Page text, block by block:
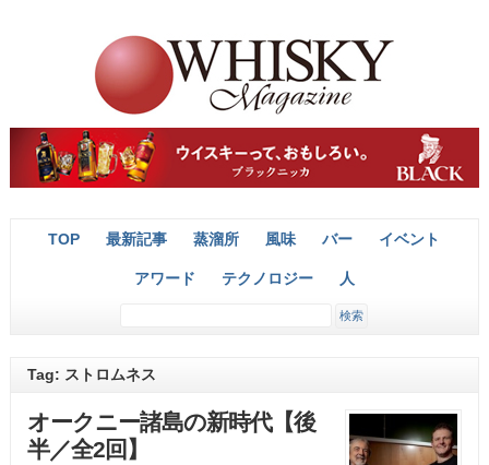
TOP 最新記事 蒸溜所 風味 バー イベント
アワード テクノロジー 人
Tag: ストロムネス
オークニー諸島の新時代【後
半／全2回】